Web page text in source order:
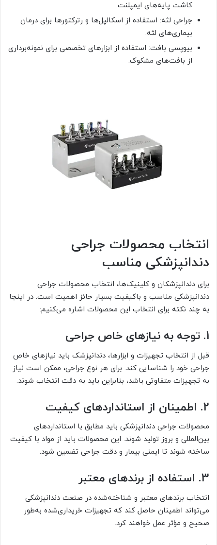
کاشت پایه‌های ایمپلنت.
جراحی لثه: استفاده از اسکالپل‌ها و رترکتورها برای درمان
بیماری‌های لثه.
بیوپسی بافت: استفاده از ابزارهای تخصصی برای نمونه‌برداری
از بافت‌های مشکوک.
انتخاب محصولات جراحی
دندانپزشکی مناسب
برای دندانپزشکان و کلینیک‌ها، انتخاب محصولات جراحی
دندانپزشکی مناسب و باکیفیت بسیار حائز اهمیت است. در اینجا
به چند نکته برای انتخاب این محصولات اشاره می‌کنیم:
1. توجه به نیازهای خاص جراحی
قبل از انتخاب تجهیزات و ابزارها، دندانپزشک باید نیازهای خاص
جراحی خود را شناسایی کند. برای هر نوع جراحی، ممکن است نیاز
به تجهیزات متفاوتی باشد، بنابراین باید به دقت انتخاب شوند.
2. اطمینان از استانداردهای کیفیت
محصولات جراحی دندانپزشکی باید مطابق با استانداردهای
بین‌المللی و بروز تولید شوند. این محصولات باید از مواد با کیفیت
ساخته شوند تا ایمنی بیمار و دقت جراحی تضمین شود.
3. استفاده از برندهای معتبر
انتخاب برندهای معتبر و شناخته‌شده در صنعت دندانپزشکی
می‌تواند اطمینان حاصل کند که تجهیزات خریداری‌شده به‌طور
صحیح و مؤثر عمل خواهند کرد.